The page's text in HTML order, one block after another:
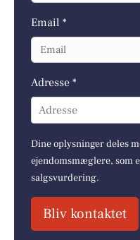
Email *
Adresse *
Adresse
Dine oplysninger deles
ejendomsmæglere, som
salgsvurdering.
Bliv kontaktet